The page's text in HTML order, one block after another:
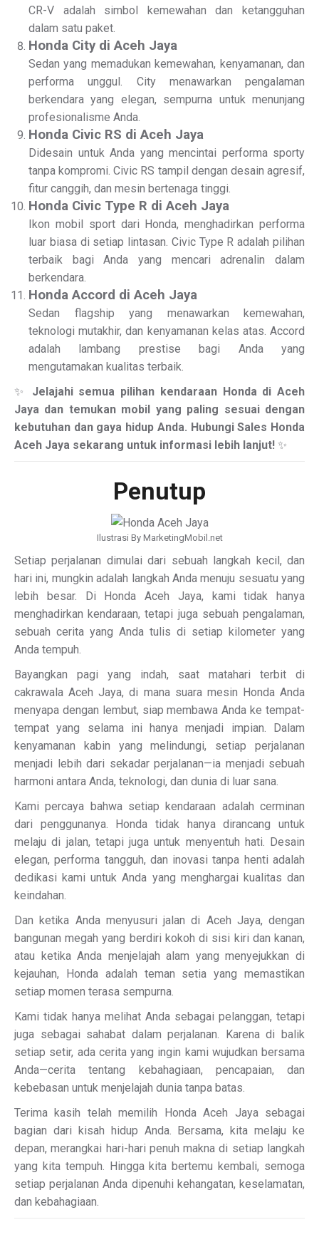
CR-V adalah simbol kemewahan dan ketangguhan
dalam satu paket.
Honda City di Aceh Jaya
Sedan yang memadukan kemewahan, kenyamanan, dan
performa unggul. City menawarkan pengalaman
berkendara yang elegan, sempurna untuk menunjang
profesionalisme Anda.
Honda Civic RS di Aceh Jaya
Didesain untuk Anda yang mencintai performa sporty
tanpa kompromi. Civic RS tampil dengan desain agresif,
fitur canggih, dan mesin bertenaga tinggi.
Honda Civic Type R di Aceh Jaya
Ikon mobil sport dari Honda, menghadirkan performa
luar biasa di setiap lintasan. Civic Type R adalah pilihan
terbaik bagi Anda yang mencari adrenalin dalam
berkendara.
Honda Accord di Aceh Jaya
Sedan flagship yang menawarkan kemewahan,
teknologi mutakhir, dan kenyamanan kelas atas. Accord
adalah lambang prestise bagi Anda yang
mengutamakan kualitas terbaik.
✨ Jelajahi semua pilihan kendaraan Honda di Aceh
Jaya dan temukan mobil yang paling sesuai dengan
kebutuhan dan gaya hidup Anda. Hubungi Sales Honda
Aceh Jaya sekarang untuk informasi lebih lanjut! ✨
Penutup
Ilustrasi By MarketingMobil.net
Setiap perjalanan dimulai dari sebuah langkah kecil, dan
hari ini, mungkin adalah langkah Anda menuju sesuatu yang
lebih besar. Di Honda Aceh Jaya, kami tidak hanya
menghadirkan kendaraan, tetapi juga sebuah pengalaman,
sebuah cerita yang Anda tulis di setiap kilometer yang
Anda tempuh.
Bayangkan pagi yang indah, saat matahari terbit di
cakrawala Aceh Jaya, di mana suara mesin Honda Anda
menyapa dengan lembut, siap membawa Anda ke tempat-
tempat yang selama ini hanya menjadi impian. Dalam
kenyamanan kabin yang melindungi, setiap perjalanan
menjadi lebih dari sekadar perjalanan—ia menjadi sebuah
harmoni antara Anda, teknologi, dan dunia di luar sana.
Kami percaya bahwa setiap kendaraan adalah cerminan
dari penggunanya. Honda tidak hanya dirancang untuk
melaju di jalan, tetapi juga untuk menyentuh hati. Desain
elegan, performa tangguh, dan inovasi tanpa henti adalah
dedikasi kami untuk Anda yang menghargai kualitas dan
keindahan.
Dan ketika Anda menyusuri jalan di Aceh Jaya, dengan
bangunan megah yang berdiri kokoh di sisi kiri dan kanan,
atau ketika Anda menjelajah alam yang menyejukkan di
kejauhan, Honda adalah teman setia yang memastikan
setiap momen terasa sempurna.
Kami tidak hanya melihat Anda sebagai pelanggan, tetapi
juga sebagai sahabat dalam perjalanan. Karena di balik
setiap setir, ada cerita yang ingin kami wujudkan bersama
Anda—cerita tentang kebahagiaan, pencapaian, dan
kebebasan untuk menjelajah dunia tanpa batas.
Terima kasih telah memilih Honda Aceh Jaya sebagai
bagian dari kisah hidup Anda. Bersama, kita melaju ke
depan, merangkai hari-hari penuh makna di setiap langkah
yang kita tempuh. Hingga kita bertemu kembali, semoga
setiap perjalanan Anda dipenuhi kehangatan, keselamatan,
dan kebahagiaan.